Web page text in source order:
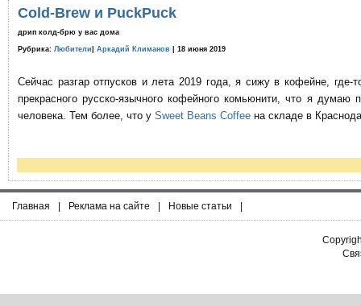
Cold-Brew и PuckPuck
дрип колд-брю у вас дома
Рубрика: Любители Аркадий Климанов | 18 июня 2019
Сейчас разгар отпусков и лета 2019 года, я сижу в кофейне,
прекрасного русско-язычного кофейного комьюнити, что я
человека. Тем более, что у Sweet Beans Coffee на складе в
Главная | Реклама на сайте | Новые статьи |